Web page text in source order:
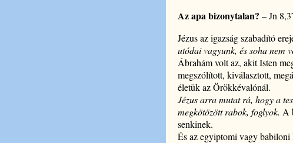
Az apa bizonytalan? – Jn
Jézus az igazság szabadító
utódai vagyunk, és soha nem
Ábrahám volt az, akit Isten
megszólított, kiválasztott,
életük az Örökkévalónál.
Jézus arra mutat rá, hogy a
megkötözött rabok, foglyok. A
senkinek.
És az egyiptomi vagy